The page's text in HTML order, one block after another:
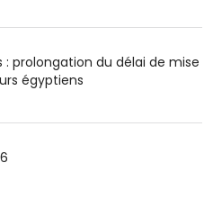
: prolongation du délai de mise
égyptiens